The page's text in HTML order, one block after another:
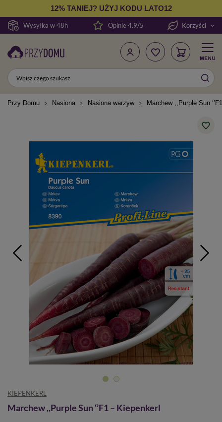
Wysyłka w 48h
12% TANIEJ? UŻYJ KODU LATO12
Opinie 4.9/5 Korzyści
Przy Domu Nasiona Nasiona warzyw Marchew ,,Purple Sun
KIEPENKERL
Marchew ,,Purple Sun ‘’F1 – Kiepenkerl